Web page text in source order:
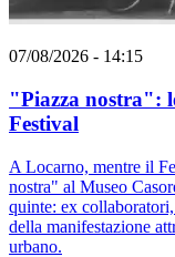
07/08/2026 - 14:15
"Piazza nostra":
Festival
A Locarno, mentre il
nostra" al Museo
quinte: ex
della manifestazione
urbano.